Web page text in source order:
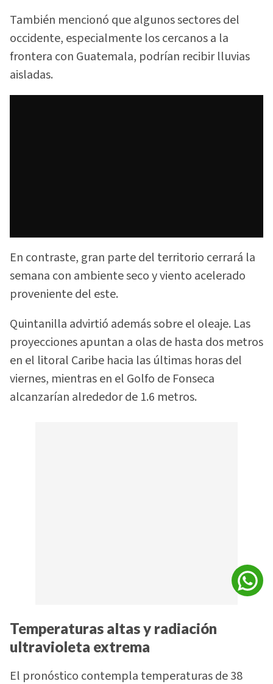
También mencionó que algunos sectores del
occidente, especialmente los cercanos a la
frontera con Guatemala, podrían recibir lluvias
aisladas.
En contraste, gran parte del territorio cerrará la
semana con ambiente seco y viento acelerado
proveniente del este.
Quintanilla advirtió además sobre el oleaje. Las
proyecciones apuntan a olas de hasta dos metros
en el litoral Caribe hacia las últimas horas del
viernes, mientras en el Golfo de Fonseca
alcanzarían alrededor de 1.6 metros.
Temperaturas altas y radiación
ultravioleta extrema
El pronóstico contempla temperaturas de 38